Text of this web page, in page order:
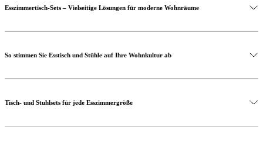
Entdecken Sie unsere Kollektion an Esszimmerstühlen
Entdecken Sie den Kingston Esstisch
Entdecken Sie den Princeton Esszimmerstuhl
Esszimmertisch-Sets – Vielseitige Lösungen für moderne Wohnräume
So stimmen Sie Esstisch und Stühle auf Ihre Wohnkultur ab
Tisch- und Stuhlsets für jede Esszimmergröße